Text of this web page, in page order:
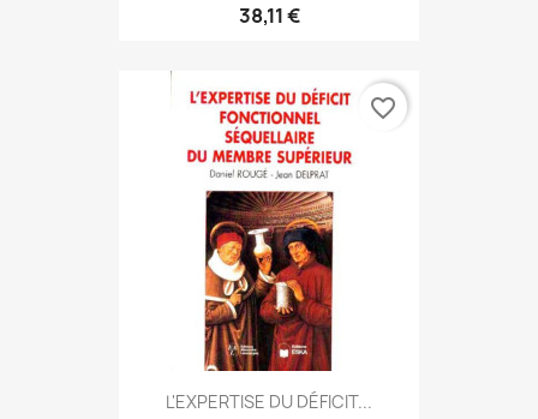
38,11 €
L'EXPERTISE DU DÉFICIT...
favorite_border